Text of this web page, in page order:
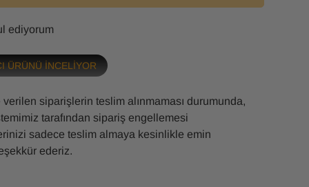
ediyorum
ÜRÜNÜ İNCELİYOR
siparişlerin teslim alınmaması durumunda,
tarafından sipariş engellemesi
sadece teslim almaya kesinlikle emin
ederiz.